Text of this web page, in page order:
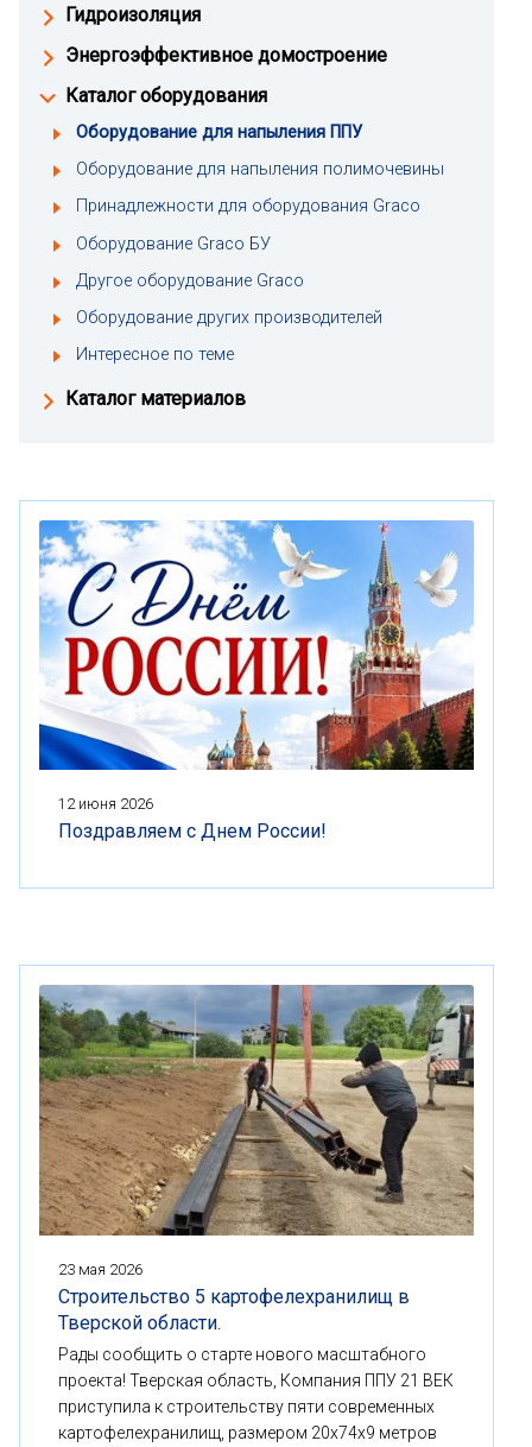
Гидроизоляция
Энергоэффективное домостроение
Каталог оборудования
Оборудование для напыления ППУ
Оборудование для напыления полимочевины
Принадлежности для оборудования Graco
Оборудование Graco БУ
Другое оборудование Graco
Оборудование других производителей
Интересное по теме
Каталог материалов
12 июня 2026
Поздравляем с Днем России!
23 мая 2026
Строительство 5 картофелехранилищ в
Тверской области.
Рады сообщить о старте нового масштабного
проекта! Тверская область, Компания ППУ 21 ВЕК
приступила к строительству пяти современных
картофелехранилищ, размером 20x74x9 метров